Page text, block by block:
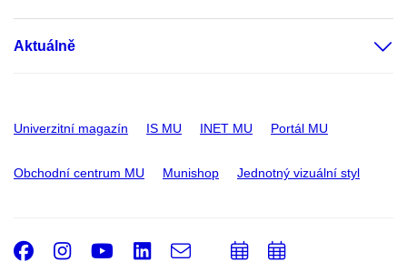
Aktuálně
Univerzitní magazín IS MU INET MU Portál MU
Obchodní centrum MU Munishop Jednotný vizuální styl
Facebook
Instagram
Youtube
LinkedIn
e-
PřidatPřidat